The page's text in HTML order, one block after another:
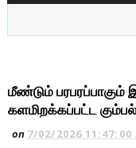
மீண்டும்
களமிறக்கப்பட்ட
on 7/02/2026 11:47:00